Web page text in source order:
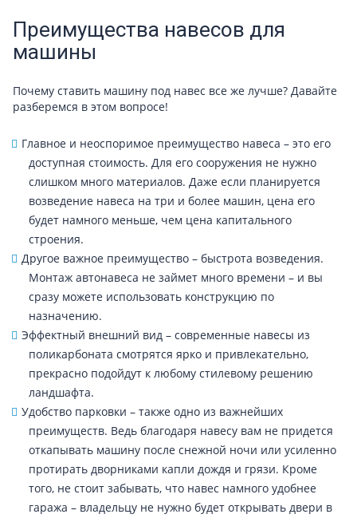
Преимущества навесов для
машины
Почему ставить машину под навес все же лучше? Давайте
разберемся в этом вопросе!
Главное и неоспоримое преимущество навеса – это его
доступная стоимость. Для его сооружения не нужно
слишком много материалов. Даже если планируется
возведение навеса на три и более машин, цена его
будет намного меньше, чем цена капитального
строения.
Другое важное преимущество – быстрота возведения.
Монтаж автонавеса не займет много времени – и вы
сразу можете использовать конструкцию по
назначению.
Эффектный внешний вид – современные навесы из
поликарбоната смотрятся ярко и привлекательно,
прекрасно подойдут к любому стилевому решению
ландшафта.
Удобство парковки – также одно из важнейших
преимуществ. Ведь благодаря навесу вам не придется
откапывать машину после снежной ночи или усиленно
протирать дворниками капли дождя и грязи. Кроме
того, не стоит забывать, что навес намного удобнее
гаража – владельцу не нужно будет открывать двери в